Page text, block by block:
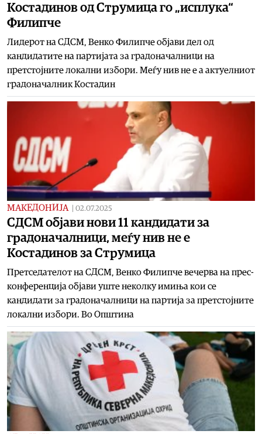
Костадинов од Струмица го „исплука“
Филипче
Лидерот на СДСМ, Венко Филипче објави дел од
кандидатите на партијата за градоначалници на
претстојните локални избори. Меѓу нив не е а актуелниот
градоначалник Костадин
МАКЕДОНИЈА 02.07.2025
СДСМ објави нови 11 кандидати за
градоначалници, меѓу нив не е
Костадинов за Струмица
Претседателот на СДСМ, Венко Филипче вечерва на прес-
конференција објави уште неколку имиња кои се
кандидати за градоначалници на партија за претстојните
локални избори. Во Општина